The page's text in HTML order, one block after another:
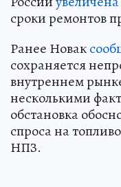
сроки ремонтов
Ранее Новак
сохраняется
внутреннем
несколькими
обстановка
спроса на
НПЗ.